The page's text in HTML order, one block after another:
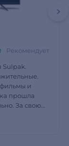
Рекомендует
Sulpak.
и
прошла
За свою
и быструю